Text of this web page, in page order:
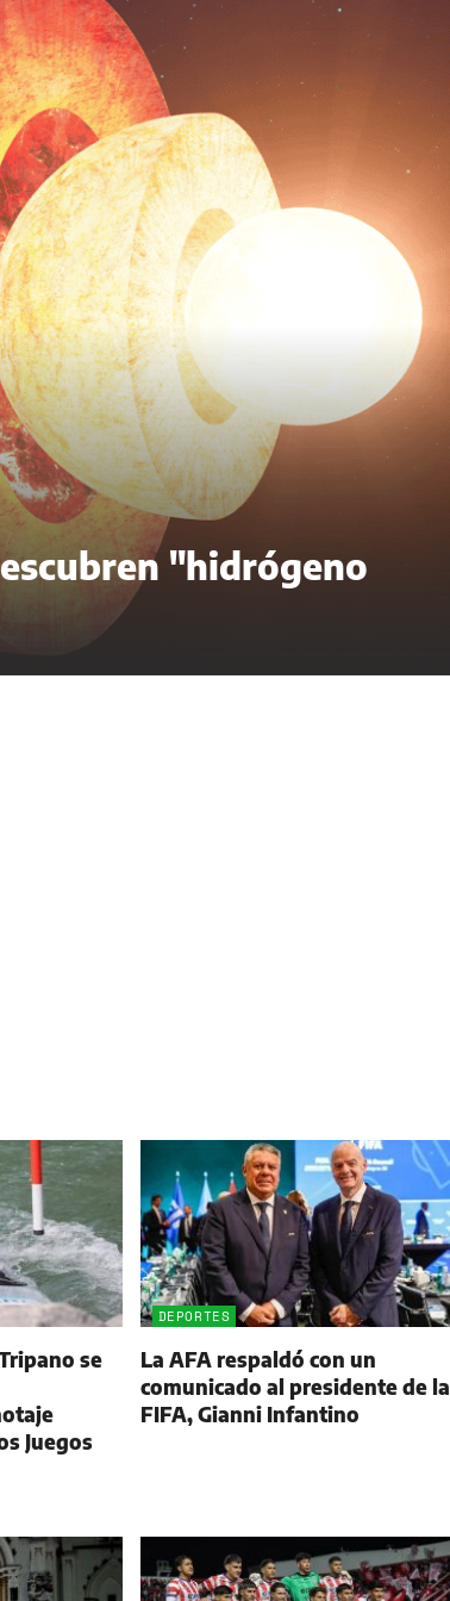
"hidrógeno
se
Juegos
DEPORTES
La AFA respaldó con un
comunicado al presidente de la
FIFA, Gianni Infantino